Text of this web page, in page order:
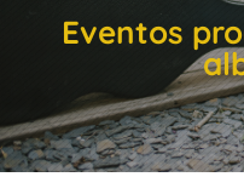
Eventos